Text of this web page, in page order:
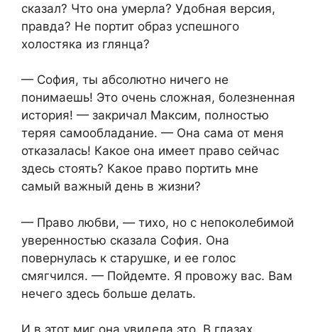
сказал? Что она умерла? Удобная версия,
правда? Не портит образ успешного
холостяка из глянца?
— София, ты абсолютно ничего не
понимаешь! Это очень сложная, болезненная
история! — закричал Максим, полностью
теряя самообладание. — Она сама от меня
отказалась! Какое она имеет право сейчас
здесь стоять? Какое право портить мне
самый важный день в жизни?
— Право любви, — тихо, но с непоколебимой
уверенностью сказала София. Она
повернулась к старушке, и ее голос
смягчился. — Пойдемте. Я провожу вас. Вам
нечего здесь больше делать.